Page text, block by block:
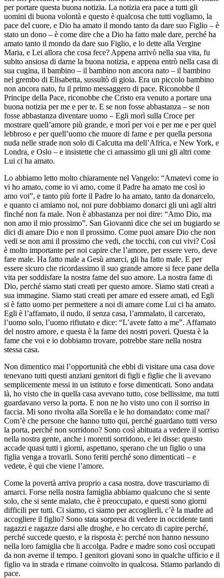
per portare questa buona notizia. La notizia era pace a tutti gli
uomini di buona volontà e questo è qualcosa che tutti vogliamo, la
pace del cuore, e Dio ha amato il mondo tanto da dare suo Figlio – è
stato un dono – è come dire che a Dio ha fatto male dare, perché ha
amato tanto il mondo da dare suo Figlio, e lo dette alla Vergine
Maria, e Lei allora che cosa fece? Appena arrivò nella sua vita, fu
subito ansiosa di darne la buona notizia, e appena entrò nella casa di
sua cugina, il bambino – il bambino non ancora nato – il bambino
nel grembo di Elisabetta, sussultò di gioia. Era un piccolo bambino
non ancora nato, fu il primo messaggero di pace. Riconobbe il
Principe della Pace, riconobbe che Cristo era venuto a portare una
buona notizia per me e per te. E se non fosse abbastanza – se non
fosse abbastanza diventare uomo – Egli morì sulla Croce per
mostrare quell’amore più grande, e morì per voi e per me e per quel
lebbroso e per quell’uomo che muore di fame e per quella persona
nuda nelle strade non solo di Calcutta ma dell’Africa, e New York, e
Londra, e Oslo – e insistette che ci amassimo gli uni gli altri come
Lui ci ha amato.
Lo abbiamo letto molto chiaramente nel Vangelo: “Amatevi come io
vi ho amato, come io vi amo, come il Padre ha amato me così io
amo voi”, e tanto più forte il Padre lo ha amato, tanto da donarcelo,
e quanto ci amiamo noi, noi pure dobbiamo donarci gli uni agli altri
finché non fa male. Non è abbastanza per noi dire: “Amo Dio, ma
non amo il mio prossimo”. San Giovanni dice che sei un bugiardo se
dici di amare Dio e non il prossimo. Come puoi amare Dio che non
vedi se non ami il prossimo che vedi, che tocchi, con cui vivi? Così
è molto importante per noi capire che l’amore, per essere vero, deve
fare male. Ha fatto male a Gesù amarci, gli ha fatto male. E per
essere sicuro che ricordassimo il suo grande amore si fece pane della
vita per soddisfare la nostra fame del suo amore. La nostra fame di
Dio, perché siamo stati creati per questo amore. Siamo stati creati a
sua immagine. Siamo stati creati per amare ed essere amati, ed Egli
si è fatto uomo per permettere a noi di amare come Lui ci ha amato.
Egli è l’affamato, il nudo, il senza casa, l’ammalato, il carcerato,
l’uomo solo, l’uomo rifiutato e dice: “L’avete fatto a me”. Affamato
del nostro amore, e questa è la fame dei nostri poveri. Questa è la
fame che voi e io dobbiamo trovare, potrebbe stare nella nostra
stessa casa.
Non dimentico mai l’opportunità che ebbi di visitare una casa dove
tenevano tutti questi anziani genitori di figli e figlie che li avevano
semplicemente messi in un istituto e forse dimenticati. Sono andata
là, ho visto che in quella casa avevano tutto, cose bellissime, ma tutti
guardavano verso la porta. E non ne ho visto uno con il sorriso in
faccia. Mi sono rivolta alla Sorella e le ho domandato: come mai?
Com’è che persone che hanno tutto qui, perché guardano tutti verso
la porta, perché non sorridono? Sono così abituata a vedere il sorriso
nella nostra gente, anche i morenti sorridono, e lei disse: questo
accade quasi tutti i giorni, aspettano, sperano che un figlio o una
figlia venga a trovarli. Sono feriti perché sono dimenticati – e
vedete, è qui che viene l’amore.
Come la povertà arriva proprio a casa nostra, dove trascuriamo di
amarci. Forse nella nostra famiglia abbiamo qualcuno che si sente
solo, che si sente malato, che è preoccupato, e questi sono giorni
difficili per tutti. Ci siamo, ci siamo per accoglierli, c’è la madre ad
accogliere il figlio? Sono stata sorpresa di vedere in occidente tanti
ragazzi e ragazze darsi alle droghe, e ho cercato di capire perché,
perché succede questo, e la risposta è: perché non hanno nessuno
nella loro famiglia che li accolga. Padre e madre sono così occupati
da non averne il tempo. I genitori giovani sono in qualche ufficio e il
figlio va in strada e rimane coinvolto in qualcosa. Stiamo parlando di
pace.